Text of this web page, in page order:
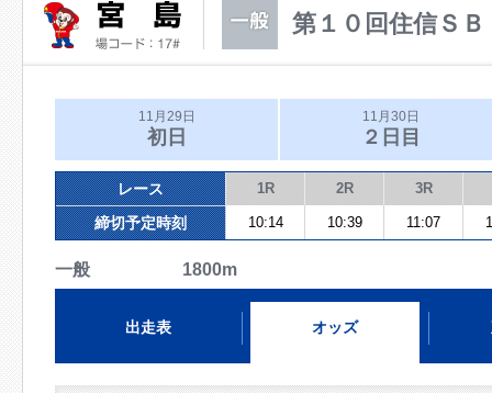
第１０回住信Ｓ
11月29日
初日
11月30日
２日目
レース 1R 2R 3R
締切予定時刻 10:14 10:39 11:07
一般 1800m
出走表 オッズ